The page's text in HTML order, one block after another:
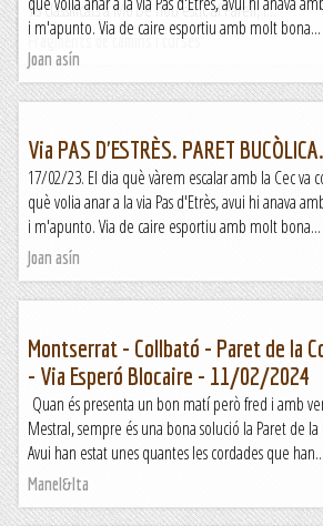
18 classificats a M6 De nou estic al Farell, i...
Fragments de camins i curses
i m'apunto. Via de caire esportiu amb molt bona...
Joan asín
Via PAS D'ESTRÈS. PARET BUCÒLICA.
17/02/23. El dia què vàrem escalar amb la Cec va
què volia anar a la via Pas d'Etrès, avui hi anava
i m'apunto. Via de caire esportiu amb molt bona...
Joan asín
Montserrat - Collbató - Paret de la
- Via Esperó Blocaire - 11/02/2024
Quan és presenta un bon matí però fred i amb
Mestral, sempre és una bona solució la Paret de la
Avui han estat unes quantes les cordades que han...
Manel&Ita